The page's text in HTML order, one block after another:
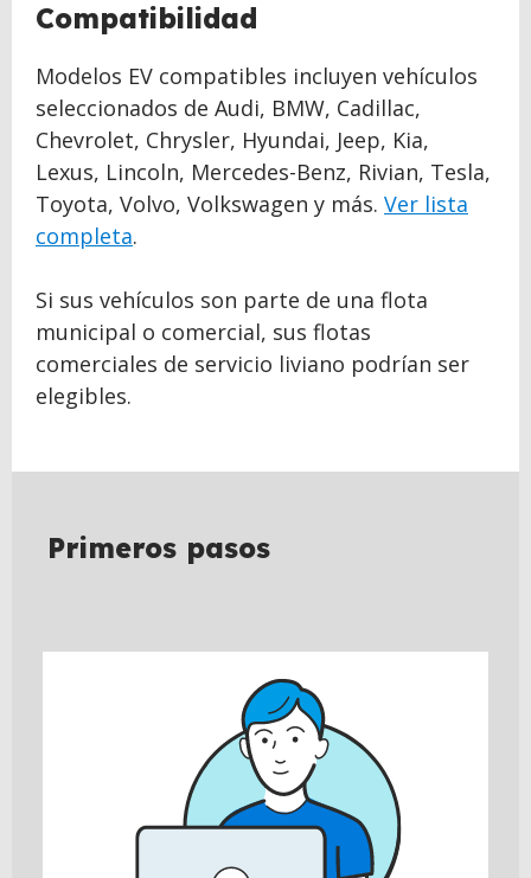
Compatibilidad
Modelos EV compatibles incluyen vehículos
seleccionados de Audi, BMW, Cadillac,
Chevrolet, Chrysler, Hyundai, Jeep, Kia,
Lexus, Lincoln, Mercedes-Benz, Rivian, Tesla,
Toyota, Volvo, Volkswagen y más. Ver lista
completa.
Si sus vehículos son parte de una flota
municipal o comercial, sus flotas
comerciales de servicio liviano podrían ser
elegibles.
Primeros pasos